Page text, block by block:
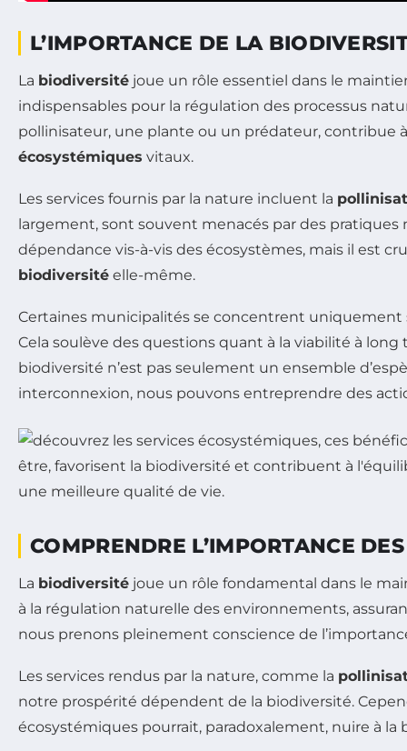
L’IMPORTANCE DE LA
La biodiversité joue un rôle essentiel dans le
indispensables pour la régulation des processus
pollinisateur, une plante ou un prédateur, contribue
écosystémiques vitaux.
Les services fournis par la nature incluent la
largement, sont souvent menacés par des
dépendance vis-à-vis des écosystèmes, mais il est
biodiversité elle-même.
Certaines municipalités se concentrent uniquement
Cela soulève des questions quant à la viabilité à
biodiversité n’est pas seulement un ensemble
interconnexion, nous pouvons entreprendre des
COMPRENDRE L’IMPORTANCE
La biodiversité joue un rôle fondamental dans le
à la régulation naturelle des environnements,
nous prenons pleinement conscience de
Les services rendus par la nature, comme la
notre prospérité dépendent de la biodiversité.
écosystémiques pourrait, paradoxalement, nuire à